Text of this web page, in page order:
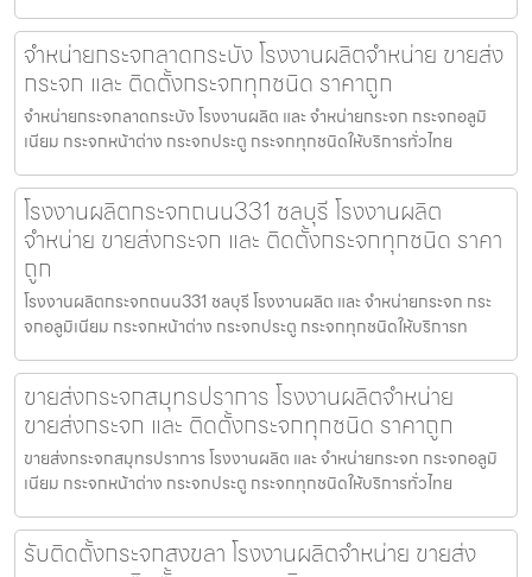
จำหน่ายกระจกลาดกระบัง โรงงานผลิตจำหน่าย ขายส่ง
กระจก และ ติดตั้งกระจกทุกชนิด ราคาถูก
จำหน่ายกระจกลาดกระบัง โรงงานผลิต และ จำหน่ายกระจก กระจกอลูมิ
เนียม กระจกหน้าต่าง กระจกประตู กระจกทุกชนิดให้บริการทั่วไทย
โรงงานผลิตกระจกถนน331 ชลบุรี โรงงานผลิต
จำหน่าย ขายส่งกระจก และ ติดตั้งกระจกทุกชนิด ราคา
ถูก
โรงงานผลิตกระจกถนน331 ชลบุรี โรงงานผลิต และ จำหน่ายกระจก กระ
จกอลูมิเนียม กระจกหน้าต่าง กระจกประตู กระจกทุกชนิดให้บริการท
ขายส่งกระจกสมุทรปราการ โรงงานผลิตจำหน่าย
ขายส่งกระจก และ ติดตั้งกระจกทุกชนิด ราคาถูก
ขายส่งกระจกสมุทรปราการ โรงงานผลิต และ จำหน่ายกระจก กระจกอลูมิ
เนียม กระจกหน้าต่าง กระจกประตู กระจกทุกชนิดให้บริการทั่วไทย
รับติดตั้งกระจกสงขลา โรงงานผลิตจำหน่าย ขายส่ง